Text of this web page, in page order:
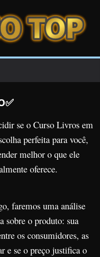
se o Curso Livros em
perfeita para você,
melhor o que ele
oferece.
faremos uma análise
sobre o produto: sua
os consumidores, as
e se o preço justifica o